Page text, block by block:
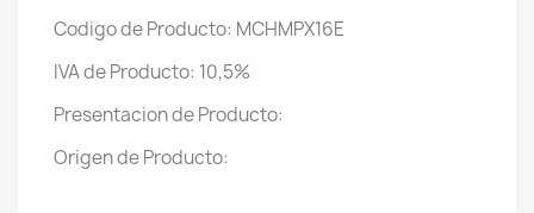
Codigo de Producto: MCHMPX16E
IVA de Producto: 10,5%
Presentacion de Producto:
Origen de Producto: